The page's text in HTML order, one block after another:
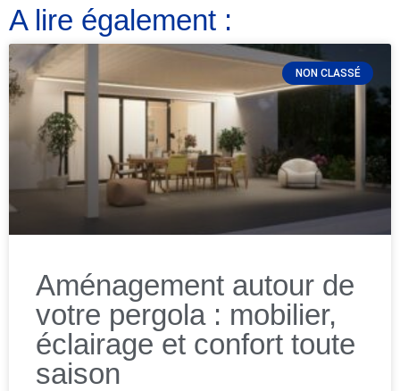
A lire également :
NON CLASSÉ
Aménagement autour de
votre pergola : mobilier,
éclairage et confort toute
saison